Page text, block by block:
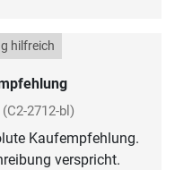
hilfreich
(C2-2712-bl)
Kaufempfehlung.
verspricht.